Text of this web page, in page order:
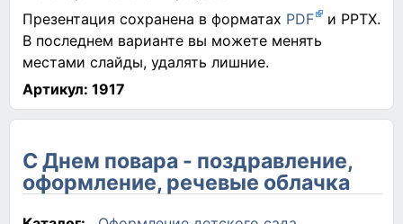
Презентация сохранена в форматах PDF
и PPTX.
В последнем варианте вы можете менять
местами слайды, удалять лишние.
Артикул: 1917
С Днем повара - поздравление,
оформление, речевые облачка